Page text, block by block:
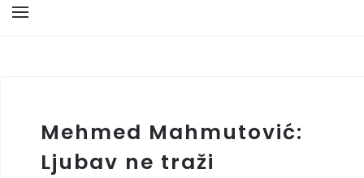
Mehmed Mahmutović:
Ljubav ne traži